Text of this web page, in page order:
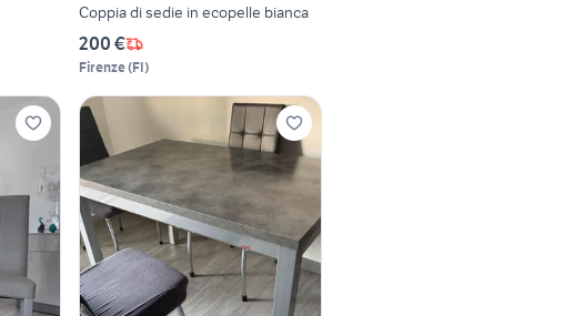
Coppia di sedie in ecopelle bianca
200 €
Firenze(FI)